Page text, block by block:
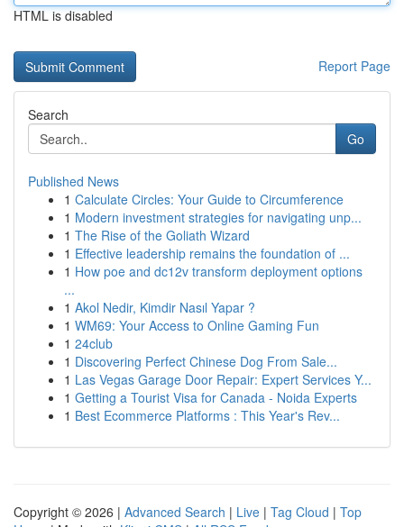
HTML is disabled
Report Page
Search
Go
Published News
1 Calculate Circles: Your Guide to Circumference
1 Modern investment strategies for navigating unp...
1 The Rise of the Goliath Wizard
1 Effective leadership remains the foundation of ...
1 How poe and dc12v transform deployment options
...
1 Akol Nedir, Kimdir Nasıl Yapar ?
1 WM69: Your Access to Online Gaming Fun
1 24club
1 Discovering Perfect Chinese Dog From Sale...
1 Las Vegas Garage Door Repair: Expert Services Y...
1 Getting a Tourist Visa for Canada - Noida Experts
1 Best Ecommerce Platforms : This Year's Rev...
Copyright © 2026 | Advanced Search | Live | Tag Cloud | Top